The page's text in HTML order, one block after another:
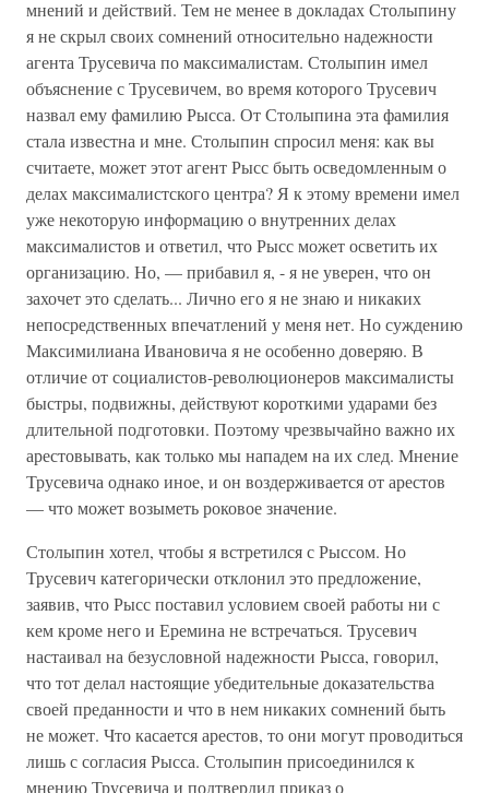
мнений и действий. Тем не менее в докладах Столыпину
я не скрыл своих сомнений относительно надежности
агента Трусевича по максималистам. Столыпин имел
объяснение с Трусевичем, во время которого Трусевич
назвал ему фамилию Рысса. От Столыпина эта фамилия
стала известна и мне. Столыпин спросил меня: как вы
считаете, может этот агент Рысс быть осведомленным о
делах максималистского центра? Я к этому времени имел
уже некоторую информацию о внутренних делах
максималистов и ответил, что Рысс может осветить их
организацию. Но, — прибавил я, - я не уверен, что он
захочет это сделать... Лично его я не знаю и никаких
непосредственных впечатлений у меня нет. Но суждению
Максимилиана Ивановича я не особенно доверяю. В
отличие от социалистов-революционеров максималисты
быстры, подвижны, действуют короткими ударами без
длительной подготовки. Поэтому чрезвычайно важно их
арестовывать, как только мы нападем на их след. Мнение
Трусевича однако иное, и он воздерживается от арестов
— что может возыметь роковое значение.
Столыпин хотел, чтобы я встретился с Рыссом. Но
Трусевич категорически отклонил это предложение,
заявив, что Рысс поставил условием своей работы ни с
кем кроме него и Еремина не встречаться. Трусевич
настаивал на безусловной надежности Рысса, говорил,
что тот делал настоящие убедительные доказательства
своей преданности и что в нем никаких сомнений быть
не может. Что касается арестов, то они могут проводиться
лишь с согласия Рысса. Столыпин присоединился к
мнению Трусевича и подтвердил приказ о